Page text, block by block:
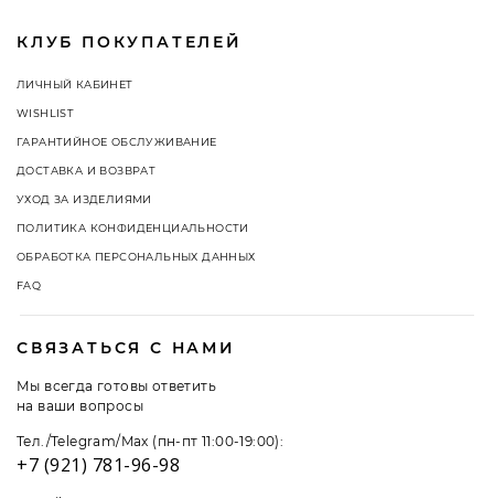
КЛУБ ПОКУПАТЕЛЕЙ
ЛИЧНЫЙ КАБИНЕТ
WISHLIST
ГАРАНТИЙНОЕ ОБСЛУЖИВАНИЕ
ДОСТАВКА И ВОЗВРАТ
УХОД ЗА ИЗДЕЛИЯМИ
ПОЛИТИКА КОНФИДЕНЦИАЛЬНОСТИ
ОБРАБОТКА ПЕРСОНАЛЬНЫХ ДАННЫХ
FAQ
СВЯЗАТЬСЯ С НАМИ
Мы всегда готовы ответить
на ваши вопросы
Тел./Telegram/Max (пн-пт 11:00-19:00):
+7 (921) 781-96-98